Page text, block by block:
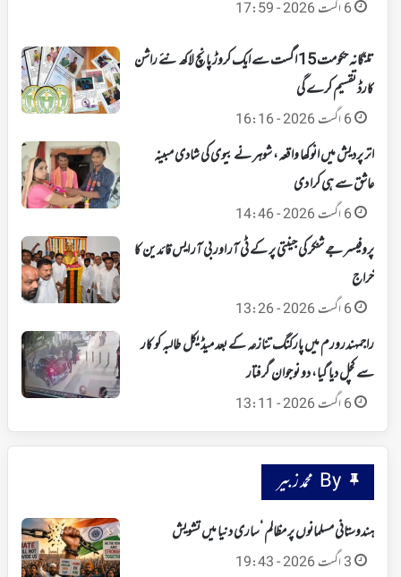
6 اگست 2026 - 17:59
تلنگانہ حکومت 15 اگست سے ایک کروڑ پانچ لاکھ نئے راشن
کارڈ تقسیم کرے گی
6 اگست 2026 - 16:16
اتر پردیش میں انوکھا واقعہ، شوہر نے بیوی کی شادی مبینہ
عاشق سے ہی کرا دی
6 اگست 2026 - 14:46
پروفیسر جے شنکر کی جینتی پر کے ٹی آر اور بی آر ایس قائدین کا
خراج
6 اگست 2026 - 13:26
راجمہندرورم میں پارکنگ تنازعہ کے بعد میڈیکل طالبہ کو کار
سے کچل دیا گیا، دو نوجوان گرفتار
6 اگست 2026 - 13:11
By محمد زبیر
ہندوستانی مسلمانوں پر مظالم ‘ساری دنیا میں تشویش
3 اگست 2026 - 19:43